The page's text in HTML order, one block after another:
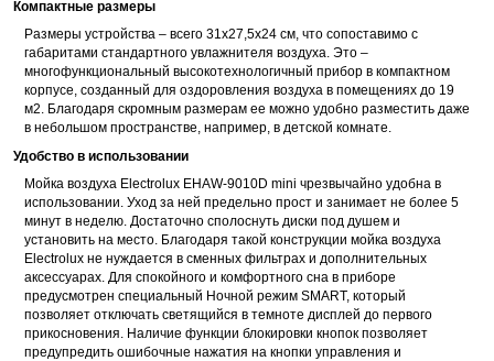
Компактные размеры
Размеры устройства – всего 31х27,5х24 см, что сопоставимо с
габаритами стандартного увлажнителя воздуха. Это –
многофункциональный высокотехнологичный прибор в компактном
корпусе, созданный для оздоровления воздуха в помещениях до 19
м2. Благодаря скромным размерам ее можно удобно разместить даже
в небольшом пространстве, например, в детской комнате.
Удобство в использовании
Мойка воздуха Electrolux EHAW-9010D mini чрезвычайно удобна в
использовании. Уход за ней предельно прост и занимает не более 5
минут в неделю. Достаточно сполоснуть диски под душем и
установить на место. Благодаря такой конструкции мойка воздуха
Electrolux не нуждается в сменных фильтрах и дополнительных
аксессуарах. Для спокойного и комфортного сна в приборе
предусмотрен специальный Ночной режим SMART, который
позволяет отключать светящийся в темноте дисплей до первого
прикосновения. Наличие функции блокировки кнопок позволяет
предупредить ошибочные нажатия на кнопки управления и